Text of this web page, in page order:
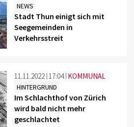
NEWS
Stadt Thun einigt sich mit
Seegemeinden in
Verkehrsstreit
11.11.2022 17:04 KOMMUNAL
HINTERGRUND
Im Schlachthof von Zürich
wird bald nicht mehr
geschlachtet